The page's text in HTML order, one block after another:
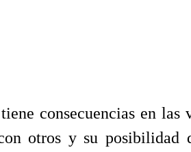
consecuencias en las
otros y su posibilidad